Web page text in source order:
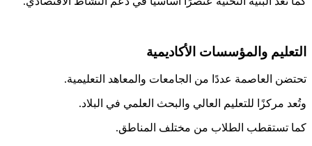
التعليم والمؤسسات الأكاديمية
تحتضن العاصمة عددًا من الجامعات والمعاهد التعليمية.
وتُعد مركزًا للتعليم العالي والبحث العلمي في البلاد.
كما تستقطب الطلاب من مختلف المناطق.